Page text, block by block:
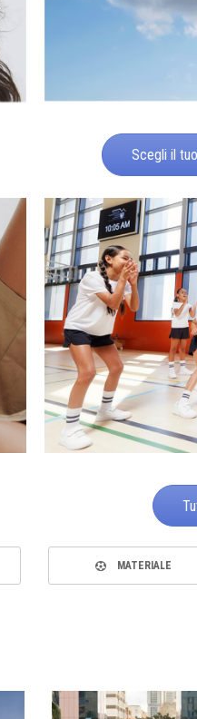
Scegli il
MATERIALE